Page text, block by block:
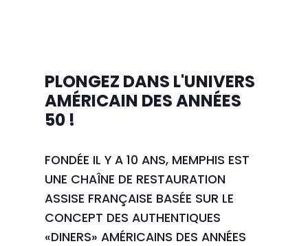
PLONGEZ DANS L'UNIVERS
AMÉRICAIN DES ANNÉES
50 !
FONDÉE IL Y A 10 ANS, MEMPHIS EST
UNE CHAÎNE DE RESTAURATION
ASSISE FRANÇAISE BASÉE SUR LE
CONCEPT DES AUTHENTIQUES
«DINERS» AMÉRICAINS DES ANNÉES